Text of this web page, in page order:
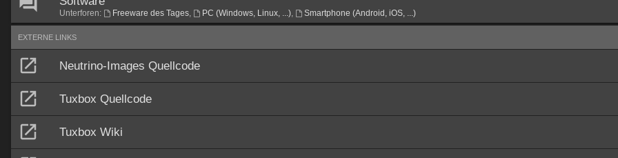
Unterforen: Freeware des Tages, PC (Windows, Linux, ...), Smartphone (Android, iOS, ...)
EXTERNE LINKS
Neutrino-Images Quellcode
Tuxbox Quellcode
Tuxbox Wiki